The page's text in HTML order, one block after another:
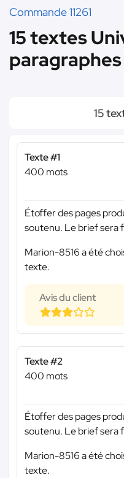
Commande 11261
15 textes
15
Texte #1
400 mots
Étoffer des pages
soutenu. Le brief sera
Marion-8516 a été
texte.
Avis du client
Texte #2
400 mots
Étoffer des pages
soutenu. Le brief sera
Marion-8516 a été
texte.